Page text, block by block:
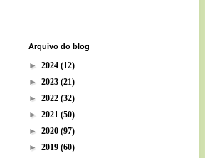
Arquivo do blog
► 2024 (12)
► 2023 (21)
► 2022 (32)
► 2021 (50)
► 2020 (97)
► 2019 (60)